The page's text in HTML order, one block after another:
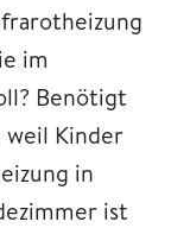
im
Benötigt
weil Kinder
in
ist